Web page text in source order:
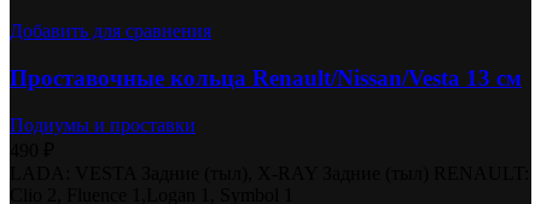
Добавить для сравнения
Проставочные кольца Renault/Nissan/Vesta 13 см
Подиумы и проставки